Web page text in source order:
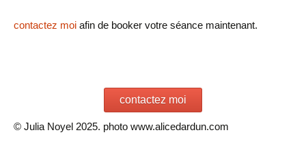
contactez moi afin de booker votre séance maintenant.
contactez moi
© Julia Noyel 2025. photo www.alicedardun.com